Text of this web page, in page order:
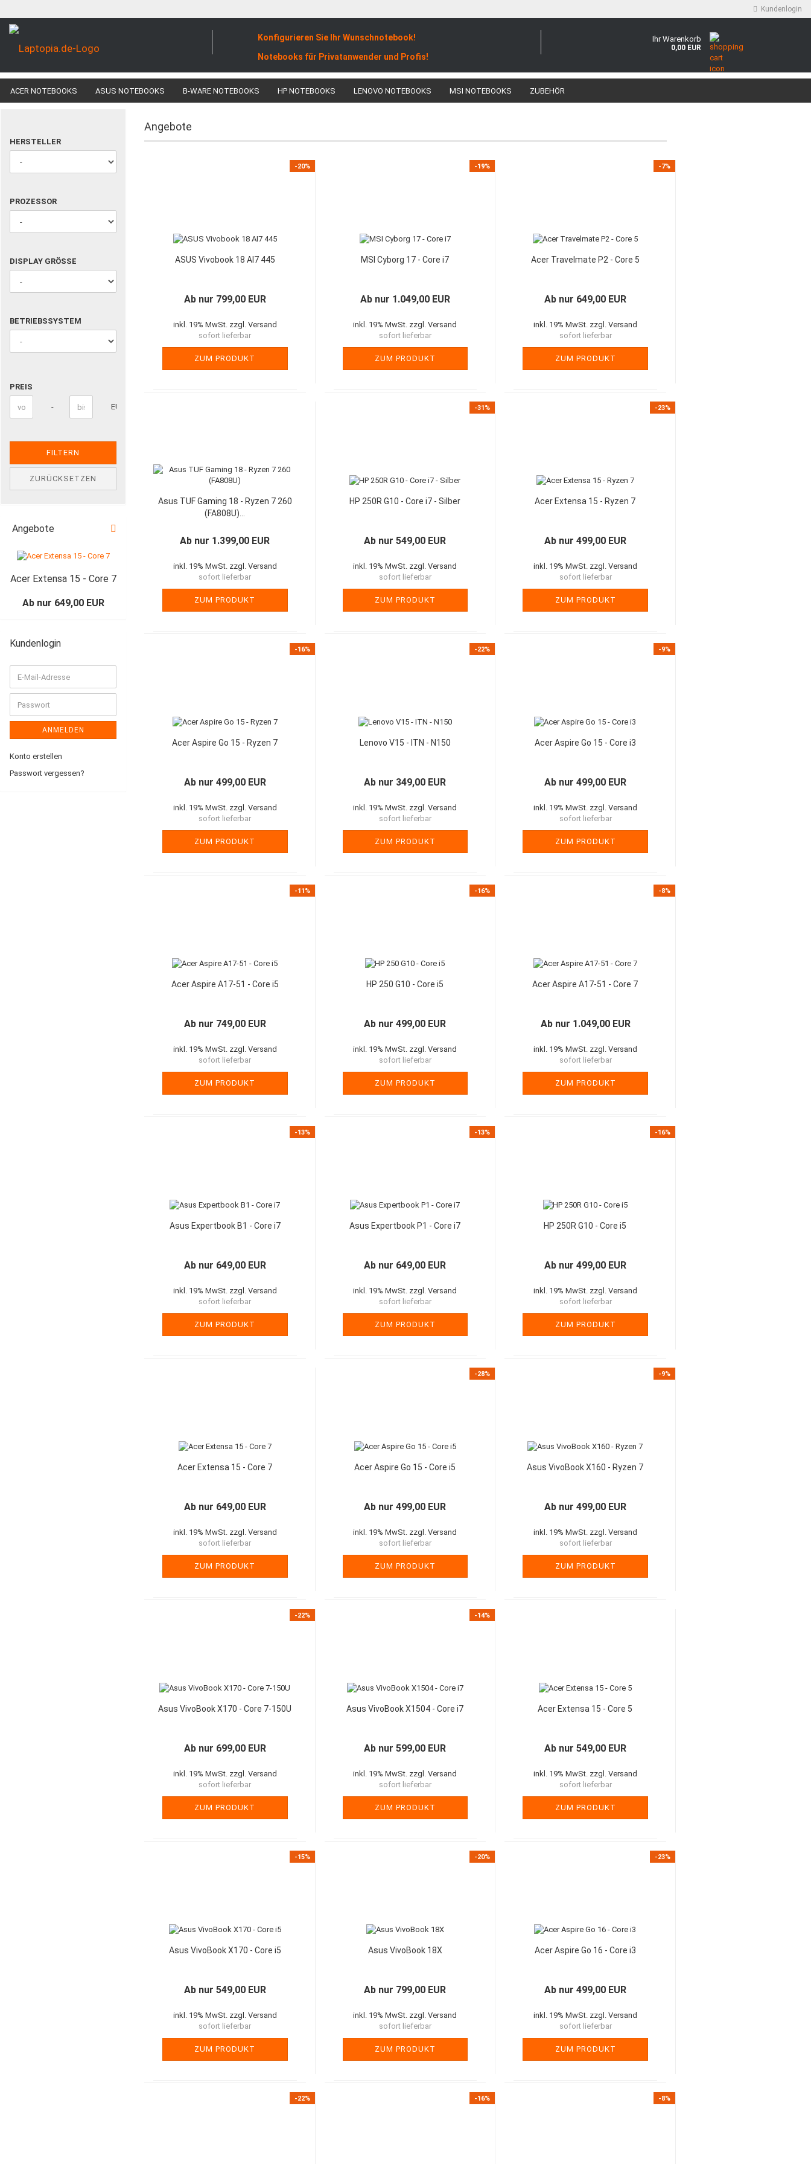
Kundenlogin
Konfigurieren Sie Ihr Wunschnotebook!
Notebooks für Privatanwender und Profis!
Ihr Warenkorb
0,00 EUR
ACER NOTEBOOKS ASUS NOTEBOOKS B-WARE NOTEBOOKS HP NOTEBOOKS LENOVO NOTEBOOKS MSI NOTEBOOKS ZUBEHÖR
Angebote
-20%
ASUS Vivobook 18 AI7 445
Ab nur 799,00 EUR
inkl. 19% MwSt. zzgl. Versand
sofort lieferbar
ZUM PRODUKT
-19%
MSI Cyborg 17 - Core i7
Ab nur 1.049,00 EUR
inkl. 19% MwSt. zzgl. Versand
sofort lieferbar
ZUM PRODUKT
-7%
Acer Travelmate P2 - Core 5
Ab nur 649,00 EUR
inkl. 19% MwSt. zzgl. Versand
sofort lieferbar
ZUM PRODUKT
Asus TUF Gaming 18 - Ryzen 7 260
(FA808U)...
Ab nur 1.399,00 EUR
inkl. 19% MwSt. zzgl. Versand
sofort lieferbar
ZUM PRODUKT
-31%
HP 250R G10 - Core i7 - Silber
Ab nur 549,00 EUR
inkl. 19% MwSt. zzgl. Versand
sofort lieferbar
ZUM PRODUKT
-23%
Acer Extensa 15 - Ryzen 7
Ab nur 499,00 EUR
inkl. 19% MwSt. zzgl. Versand
sofort lieferbar
ZUM PRODUKT
-16%
Acer Aspire Go 15 - Ryzen 7
Ab nur 499,00 EUR
inkl. 19% MwSt. zzgl. Versand
sofort lieferbar
ZUM PRODUKT
-22%
Lenovo V15 - ITN - N150
Ab nur 349,00 EUR
inkl. 19% MwSt. zzgl. Versand
sofort lieferbar
ZUM PRODUKT
-9%
Acer Aspire Go 15 - Core i3
Ab nur 499,00 EUR
inkl. 19% MwSt. zzgl. Versand
sofort lieferbar
ZUM PRODUKT
-11%
Acer Aspire A17-51 - Core i5
Ab nur 749,00 EUR
inkl. 19% MwSt. zzgl. Versand
sofort lieferbar
ZUM PRODUKT
-16%
HP 250 G10 - Core i5
Ab nur 499,00 EUR
inkl. 19% MwSt. zzgl. Versand
sofort lieferbar
ZUM PRODUKT
-8%
Acer Aspire A17-51 - Core 7
Ab nur 1.049,00 EUR
inkl. 19% MwSt. zzgl. Versand
sofort lieferbar
ZUM PRODUKT
-13%
Asus Expertbook B1 - Core i7
Ab nur 649,00 EUR
inkl. 19% MwSt. zzgl. Versand
sofort lieferbar
ZUM PRODUKT
-13%
Asus Expertbook P1 - Core i7
Ab nur 649,00 EUR
inkl. 19% MwSt. zzgl. Versand
sofort lieferbar
ZUM PRODUKT
-16%
HP 250R G10 - Core i5
Ab nur 499,00 EUR
inkl. 19% MwSt. zzgl. Versand
sofort lieferbar
ZUM PRODUKT
Acer Extensa 15 - Core 7
Ab nur 649,00 EUR
inkl. 19% MwSt. zzgl. Versand
sofort lieferbar
ZUM PRODUKT
-28%
Acer Aspire Go 15 - Core i5
Ab nur 499,00 EUR
inkl. 19% MwSt. zzgl. Versand
sofort lieferbar
ZUM PRODUKT
-9%
Asus VivoBook X160 - Ryzen 7
Ab nur 499,00 EUR
inkl. 19% MwSt. zzgl. Versand
sofort lieferbar
ZUM PRODUKT
-22%
Asus VivoBook X170 - Core 7-150U
Ab nur 699,00 EUR
inkl. 19% MwSt. zzgl. Versand
sofort lieferbar
ZUM PRODUKT
-14%
Asus VivoBook X1504 - Core i7
Ab nur 599,00 EUR
inkl. 19% MwSt. zzgl. Versand
sofort lieferbar
ZUM PRODUKT
Acer Extensa 15 - Core 5
Ab nur 549,00 EUR
inkl. 19% MwSt. zzgl. Versand
sofort lieferbar
ZUM PRODUKT
-15%
Asus VivoBook X170 - Core i5
Ab nur 549,00 EUR
inkl. 19% MwSt. zzgl. Versand
sofort lieferbar
ZUM PRODUKT
-20%
Asus VivoBook 18X
Ab nur 799,00 EUR
inkl. 19% MwSt. zzgl. Versand
sofort lieferbar
ZUM PRODUKT
-23%
Acer Aspire Go 16 - Core i3
Ab nur 499,00 EUR
inkl. 19% MwSt. zzgl. Versand
sofort lieferbar
ZUM PRODUKT
-22% -16% -8%
HERSTELLER
HERSTELLER
PROZESSOR
PROZESSOR
DISPLAY
GRÖSSE
DISPLAY GRÖSSE
BETRIEBSSYSTEM
BETRIEBSSYSTEM
PREIS
Preis bis - EUR
FILTERN
ZURÜCKSETZEN
Angebote
Acer Extensa 15 - Core 7
Ab nur 649,00 EUR
Kundenlogin
E-
Mail-
Passwort
ANMELDEN
Konto erstellen
Passwort vergessen?